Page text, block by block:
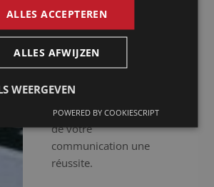
haut de gamme pour
déroule sans accrocs.
Que vous organisiez
hybrides ou en
présentiel, nous faisons
de votre
communication une
réussite.
ALLES ACCEPTEREN
ALLES AFWIJZEN
WEERGEVEN
POWERED BY COOKIESCRIPT